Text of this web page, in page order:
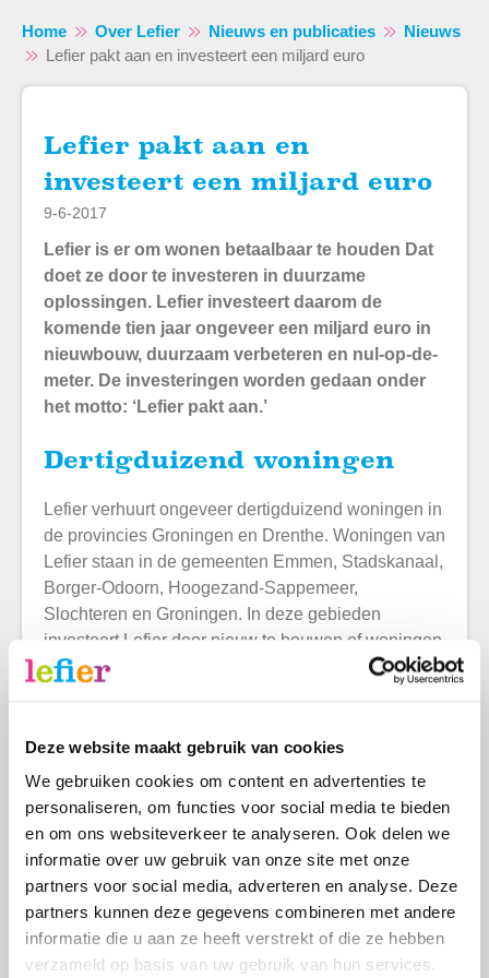
Deze website maakt gebruik van cookies
We gebruiken cookies om content en advertenties te
personaliseren, om functies voor social media te bieden
en om ons websiteverkeer te analyseren. Ook delen we
informatie over uw gebruik van onze site met onze
partners voor social media, adverteren en analyse. Deze
partners kunnen deze gegevens combineren met andere
informatie die u aan ze heeft verstrekt of die ze hebben
verzameld op basis van uw gebruik van hun services.
Naar hoofdinhoud
Naar hoofdnavigatiemenu
Home Over Lefier Nieuws en publicaties
Nieuws
Lefier pakt aan en investeert een miljard euro
Lefier pakt aan en
investeert een miljard euro
9-6-2017
Lefier is er om wonen betaalbaar te houden Dat
doet ze door te investeren in duurzame
oplossingen. Lefier investeert daarom de
komende tien jaar ongeveer een miljard euro in
nieuwbouw, duurzaam verbeteren en nul-op-de-
meter. De investeringen worden gedaan onder
het motto: ‘Lefier pakt aan.’
Dertigduizend woningen
Lefier verhuurt ongeveer dertigduizend woningen in
de provincies Groningen en Drenthe. Woningen van
Lefier staan in de gemeenten Emmen, Stadskanaal,
Borger-Odoorn, Hoogezand-Sappemeer,
Slochteren en Groningen. In deze gebieden
investeert Lefier door nieuw te bouwen of woningen
duurzaam te verbeteren.
www.lefierpaktaan.nl
Lefier maakt haar woningen klaar voor de toekomst.
Het nieuws over projecten in Groningen en Drenthe
is verzameld op de website www.lefierpaktaan.nl.
Op deze pagina staan wekelijks nieuwe video’s,
interviews en artikelen over de voortgang van de
verschillende projecten. Lefier heeft onder andere